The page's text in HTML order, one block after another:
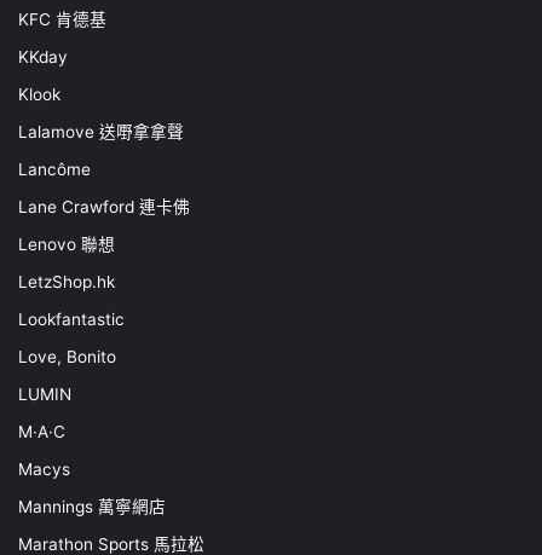
KFC 肯德基
KKday
Klook
Lalamove 送嘢拿拿聲
Lancôme
Lane Crawford 連卡佛
Lenovo 聯想
LetzShop.hk
Lookfantastic
Love, Bonito
LUMIN
M·A·C
Macys
Mannings 萬寧網店
Marathon Sports 馬拉松